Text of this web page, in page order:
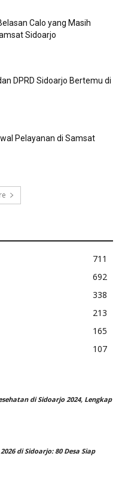
Calo yang Masih
Sidoarjo
DPRD Sidoarjo Bertemu di
Pelayanan di Samsat
711
692
338
213
165
107
di Sidoarjo 2024, Lengkap
di Sidoarjo: 80 Desa Siap